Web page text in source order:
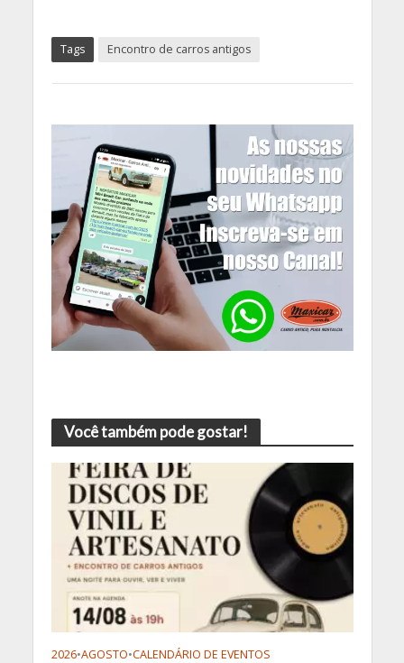
Tags Encontro de carros antigos
Você também pode gostar!
2026•AGOSTO•CALENDÁRIO DE EVENTOS